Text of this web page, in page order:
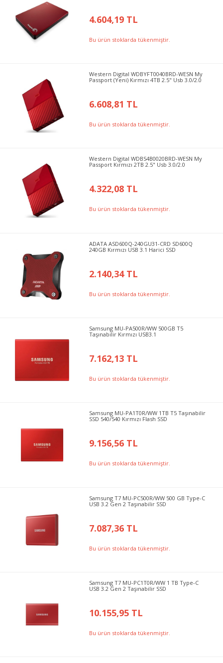
4.604,19 TL
Bu ürün stoklarda tükenmiştir.
Western Digital WDBYFT0040BRD-WESN My
Passport (Yeni) Kırmızı 4TB 2.5" Usb 3.0/2.0
6.608,81 TL
Bu ürün stoklarda tükenmiştir.
Western Digital WDBS4B0020BRD-WESN My
Passport Kırmızı 2TB 2.5" Usb 3.0/2.0
4.322,08 TL
Bu ürün stoklarda tükenmiştir.
ADATA ASD600Q-240GU31-CRD SD600Q
240GB Kırmızı USB 3.1 Harici SSD
2.140,34 TL
Bu ürün stoklarda tükenmiştir.
Samsung MU-PA500R/WW 500GB T5
Taşınabilir Kırmızı USB3.1
7.162,13 TL
Bu ürün stoklarda tükenmiştir.
Samsung MU-PA1T0R/WW 1TB T5 Taşınabilir
SSD 540/540 Kırmızı Flash SSD
9.156,56 TL
Bu ürün stoklarda tükenmiştir.
Samsung T7 MU-PC500R/WW 500 GB Type-C
USB 3.2 Gen 2 Taşınabilir SSD
7.087,36 TL
Bu ürün stoklarda tükenmiştir.
Samsung T7 MU-PC1T0R/WW 1 TB Type-C
USB 3.2 Gen 2 Taşınabilir SSD
10.155,95 TL
Bu ürün stoklarda tükenmiştir.